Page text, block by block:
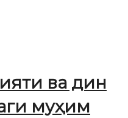
ва дин
муҳим